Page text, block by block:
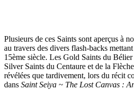
Plusieurs de ces Saints sont aperçus à
au travers des divers flash-backs
15ème siècle. Les Gold Saints du
Silver Saints du Centaure et de la
révélées que tardivement, lors du récit
dans Saint Seiya ~ The Lost Canvas :